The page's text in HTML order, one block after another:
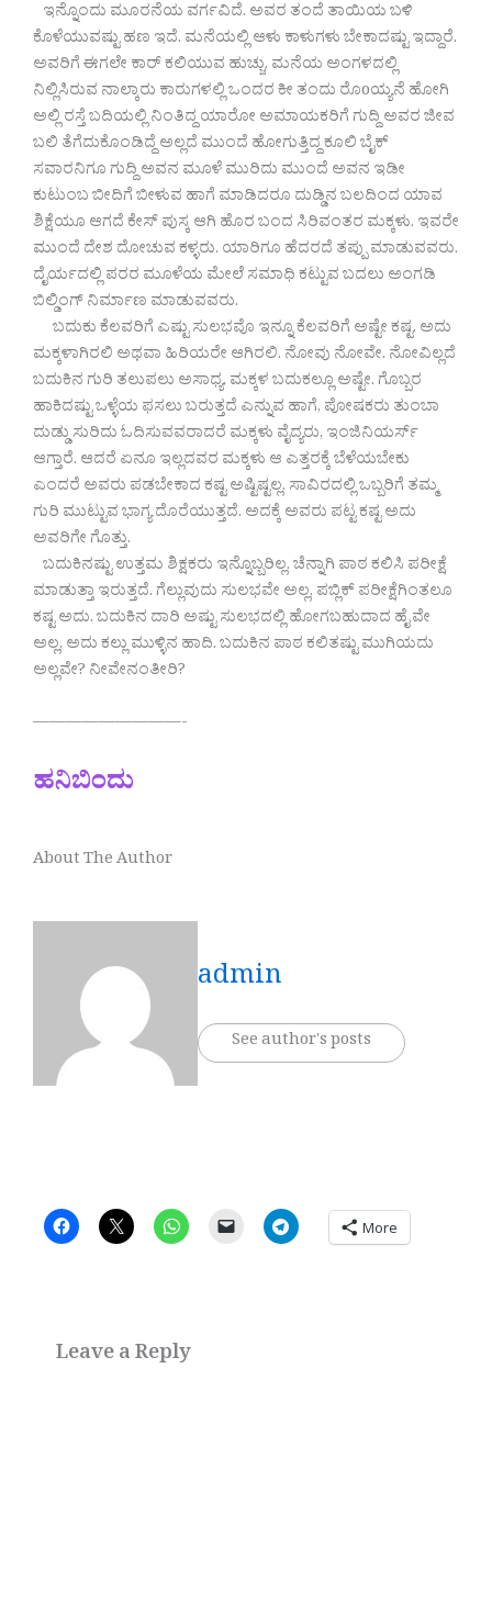
ಇನ್ನೊಂದು ಮೂರನೆಯ ವರ್ಗವಿದೆ. ಅವರ ತಂದೆ ತಾಯಿಯ ಬಳಿ
ಕೊಳೆಯುವಷ್ಟು ಹಣ ಇದೆ. ಮನೆಯಲ್ಲಿ ಆಳು ಕಾಳುಗಳು ಬೇಕಾದಷ್ಟು ಇದ್ದಾರೆ.
ಅವರಿಗೆ ಈಗಲೇ ಕಾರ್ ಕಲಿಯುವ ಹುಚ್ಚು. ಮನೆಯ ಅಂಗಳದಲ್ಲಿ
ನಿಲ್ಲಿಸಿರುವ ನಾಲ್ಕಾರು ಕಾರುಗಳಲ್ಲಿ ಒಂದರ ಕೀ ತಂದು ರೊoಯ್ಯನೆ ಹೋಗಿ
ಅಲ್ಲಿ ರಸ್ತೆ ಬದಿಯಲ್ಲಿ ನಿಂತಿದ್ದ ಯಾರೋ ಅಮಾಯಕರಿಗೆ ಗುದ್ದಿ ಅವರ ಜೀವ
ಬಲಿ ತೆಗೆದುಕೊಂಡಿದ್ದೆ ಅಲ್ಲದೆ ಮುಂದೆ ಹೋಗುತ್ತಿದ್ದ ಕೂಲಿ ಬೈಕ್
ಸವಾರನಿಗೂ ಗುದ್ದಿ ಅವನ ಮೂಳೆ ಮುರಿದು ಮುಂದೆ ಅವನ ಇಡೀ
ಕುಟುಂಬ ಬೀದಿಗೆ ಬೀಳುವ ಹಾಗೆ ಮಾಡಿದರೂ ದುಡ್ಡಿನ ಬಲದಿಂದ ಯಾವ
ಶಿಕ್ಷೆಯೂ ಆಗದೆ ಕೇಸ್ ಪುಸ್ಕ ಆಗಿ ಹೊರ ಬಂದ ಸಿರಿವಂತರ ಮಕ್ಕಳು. ಇವರೇ
ಮುಂದೆ ದೇಶ ದೋಚುವ ಕಳ್ಳರು. ಯಾರಿಗೂ ಹೆದರದೆ ತಪ್ಪು ಮಾಡುವವರು.
ದೈರ್ಯದಲ್ಲಿ ಪರರ ಮೂಳೆಯ ಮೇಲೆ ಸಮಾಧಿ ಕಟ್ಟುವ ಬದಲು ಅಂಗಡಿ
ಬಿಲ್ಡಿಂಗ್ ನಿರ್ಮಾಣ ಮಾಡುವವರು.
ಬದುಕು ಕೆಲವರಿಗೆ ಎಷ್ಟು ಸುಲಭವೊ ಇನ್ನೂ ಕೆಲವರಿಗೆ ಅಷ್ಟೇ ಕಷ್ಟ. ಅದು
ಮಕ್ಕಳಾಗಿರಲಿ ಅಥವಾ ಹಿರಿಯರೇ ಆಗಿರಲಿ. ನೋವು ನೋವೇ. ನೋವಿಲ್ಲದೆ
ಬದುಕಿನ ಗುರಿ ತಲುಪಲು ಅಸಾಧ್ಯ. ಮಕ್ಕಳ ಬದುಕಲ್ಲೂ ಅಷ್ಟೇ. ಗೊಬ್ಬರ
ಹಾಕಿದಷ್ಟು ಒಳ್ಳೆಯ ಫಸಲು ಬರುತ್ತದೆ ಎನ್ನುವ ಹಾಗೆ, ಪೋಷಕರು ತುಂಬಾ
ದುಡ್ಡು ಸುರಿದು ಓದಿಸುವವರಾದರೆ ಮಕ್ಕಳು ವೈದ್ಯರು, ಇಂಜಿನಿಯರ್ಸ್
ಆಗ್ತಾರೆ. ಆದರೆ ಏನೂ ಇಲ್ಲದವರ ಮಕ್ಕಳು ಆ ಎತ್ತರಕ್ಕೆ ಬೆಳೆಯಬೇಕು
ಎಂದರೆ ಅವರು ಪಡಬೇಕಾದ ಕಷ್ಟ ಅಷ್ಟಿಷ್ಟಲ್ಲ. ಸಾವಿರದಲ್ಲಿ ಒಬ್ಬರಿಗೆ ತಮ್ಮ
ಗುರಿ ಮುಟ್ಟುವ ಭಾಗ್ಯ ದೊರೆಯುತ್ತದೆ. ಅದಕ್ಕೆ ಅವರು ಪಟ್ಟ ಕಷ್ಟ ಅದು
ಅವರಿಗೇ ಗೊತ್ತು.
ಬದುಕಿನಷ್ಟು ಉತ್ತಮ ಶಿಕ್ಷಕರು ಇನ್ನೊಬ್ಬರಿಲ್ಲ. ಚೆನ್ನಾಗಿ ಪಾಠ ಕಲಿಸಿ ಪರೀಕ್ಷೆ
ಮಾಡುತ್ತಾ ಇರುತ್ತದೆ. ಗೆಲ್ಲುವುದು ಸುಲಭವೇ ಅಲ್ಲ, ಪಬ್ಲಿಕ್ ಪರೀಕ್ಷೆಗಿಂತಲೂ
ಕಷ್ಟ ಅದು. ಬದುಕಿನ ದಾರಿ ಅಷ್ಟು ಸುಲಭದಲ್ಲಿ ಹೋಗಬಹುದಾದ ಹೈ ವೇ
ಅಲ್ಲ, ಅದು ಕಲ್ಲು ಮುಳ್ಳಿನ ಹಾದಿ. ಬದುಕಿನ ಪಾಠ ಕಲಿತಷ್ಟು ಮುಗಿಯದು
ಅಲ್ಲವೇ? ನೀವೇನಂತೀರಿ?
—————————-
ಹನಿಬಿಂದು
About The Author
admin
See author's posts
More
Leave a Reply